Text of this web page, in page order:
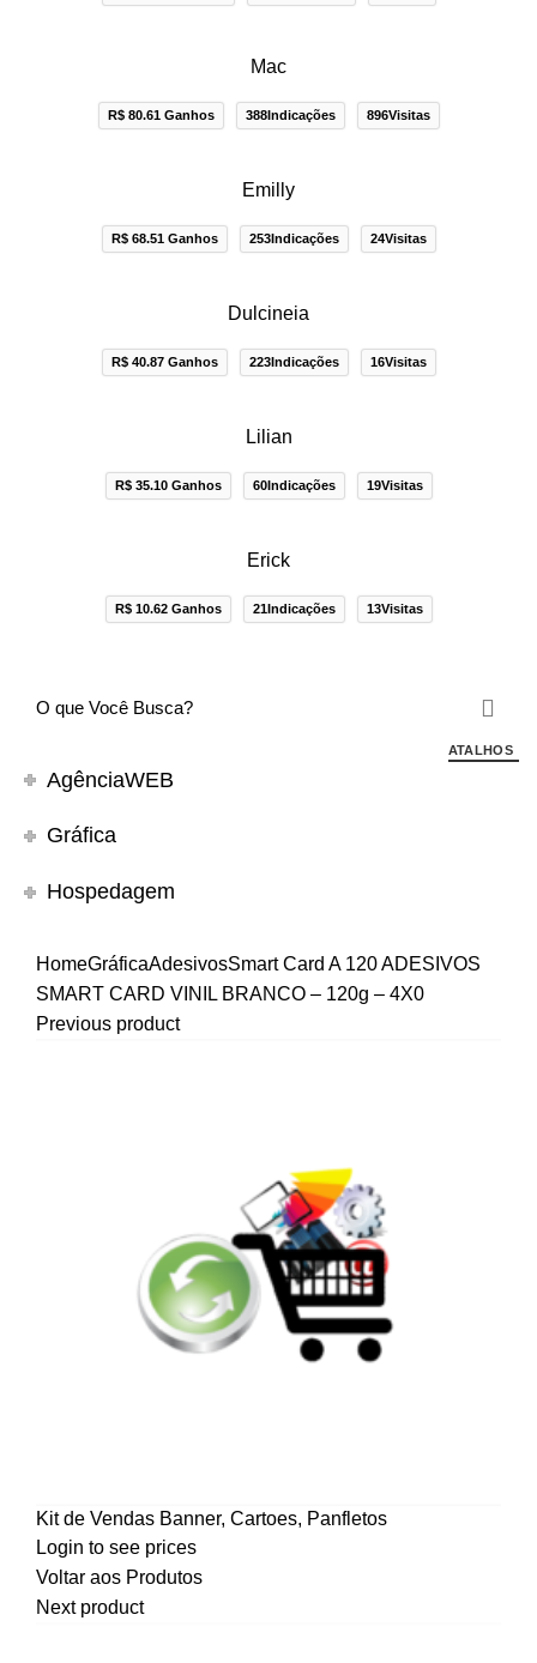
Mac
R$ 80.61 Ganhos 388Indicações 896Visitas
Emilly
R$ 68.51 Ganhos 253Indicações 24Visitas
Dulcineia
R$ 40.87 Ganhos 223Indicações 16Visitas
Lilian
R$ 35.10 Ganhos 60Indicações 19Visitas
Erick
R$ 10.62 Ganhos 21Indicações 13Visitas
ATALHOS
AgênciaWEB
Gráfica
Hospedagem
HomeGráficaAdesivosSmart Card A120 ADESIVOS
SMART CARD VINIL BRANCO – 120g – 4X0
Previous product
Kit de Vendas Banner, Cartoes, Panfletos
Login to see prices
Voltar aos Produtos
Next product